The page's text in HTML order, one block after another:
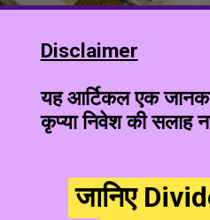
Disclaimer
यह आर्टिकल एक
कृप्या निवेश की सलाह
जानिए
जानिए